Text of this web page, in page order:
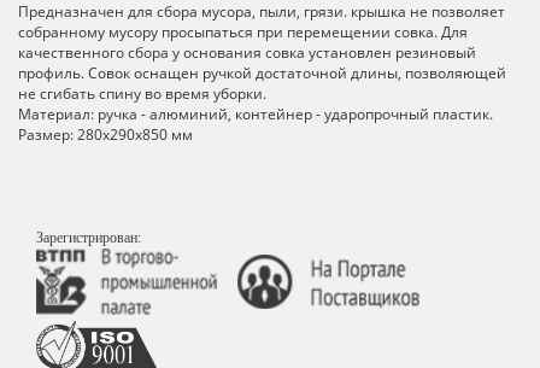
Предназначен для сбора мусора, пыли, грязи. крышка не позволяет
собранному мусору просыпаться при перемещении совка. Для
качественного сбора у основания совка установлен резиновый
профиль. Совок оснащен ручкой достаточной длины, позволяющей
не сгибать спину во время уборки.
Материал: ручка - алюминий, контейнер - ударопрочный пластик.
Размер: 280х290х850 мм
Зарегистрирован: